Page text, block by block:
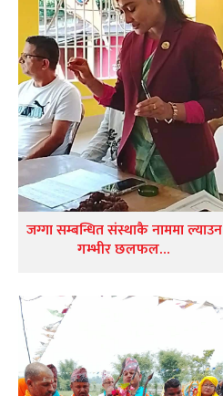
जग्गा सम्बन्धित संस्थाकै नाममा ल्याउन
गम्भीर छलफल…